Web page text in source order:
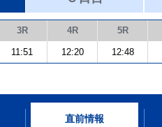
3R 4R 5R
11:51 12:20 12:48
直前情報